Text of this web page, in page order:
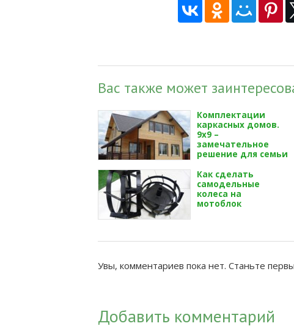
Вас также может
Комплектации
каркасных домов.
9х9 –
замечательное
решение для семьи
Как сделать
самодельные
колеса на
мотоблок
Увы, комментариев пока нет. Станьте
Добавить комментарий